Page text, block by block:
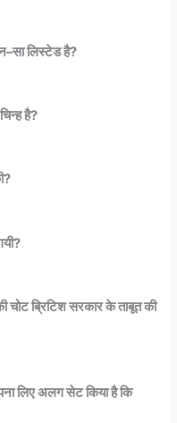
लिस्टेड है?
है?
चोट ब्रिटिश सरकार के ताबूत की
लिए अलग सेट किया है कि